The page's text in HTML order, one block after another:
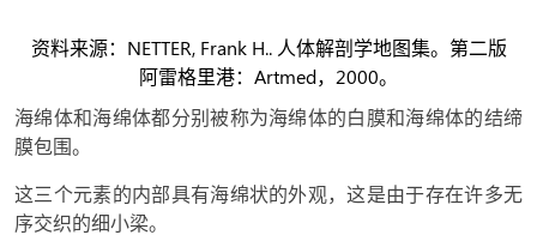
资料来源：NETTER, Frank H.. 人体解剖学地图集。第二版
阿雷格里港：Artmed，2000。
海绵体和海绵体都分别被称为海绵体的白膜和海绵体的结缔
膜包围。
这三个元素的内部具有海绵状的外观，这是由于存在许多无
序交织的细小梁。